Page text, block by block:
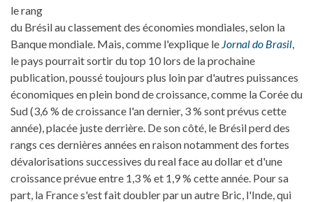
le rang
du Brésil au classement des économies mondiales, selon la
Banque mondiale. Mais, comme l'explique le Jornal do Brasil,
le pays pourrait sortir du top 10 lors de la prochaine
publication, poussé toujours plus loin par d'autres puissances
économiques en plein bond de croissance, comme la Corée du
Sud (3,6 % de croissance l'an dernier, 3 % sont prévus cette
année), placée juste derrière. De son côté, le Brésil perd des
rangs ces dernières années en raison notamment des fortes
dévalorisations successives du real face au dollar et d'une
croissance prévue entre 1,3 % et 1,9 % cette année. Pour sa
part, la France s'est fait doubler par un autre Bric, l'Inde, qui